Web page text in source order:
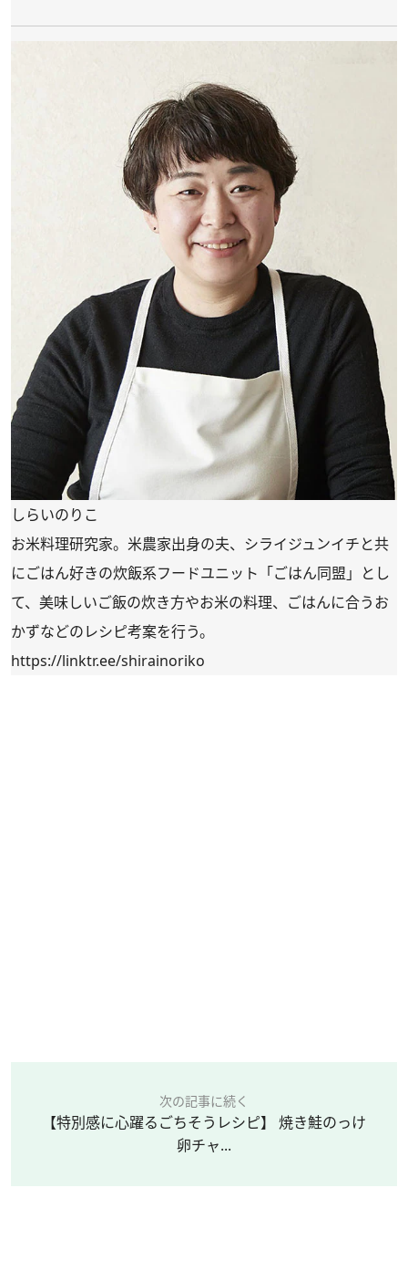
しらいのりこ
お米料理研究家。米農家出身の夫、シライジュンイチと共
にごはん好きの炊飯系フードユニット「ごはん同盟」とし
て、美味しいご飯の炊き方やお米の料理、ごはんに合うお
かずなどのレシピ考案を行う。
https://linktr.ee/shirainoriko
次の記事に続く
【特別感に心躍るごちそうレシピ】 焼き鮭のっけ
卵チャ...